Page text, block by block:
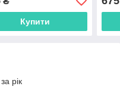
Купити
рік